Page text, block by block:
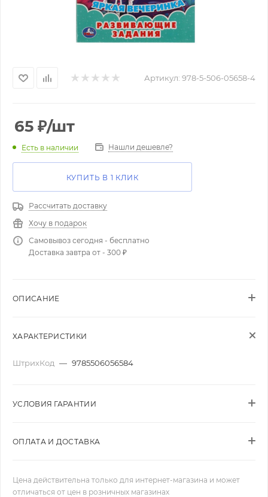
Артикул: 978-5-506-05658-4
65 ₽/шт
Есть в наличии Нашли дешевле?
КУПИТЬ В 1 КЛИК
Рассчитать доставку
Хочу в подарок
Самовывоз сегодня - бесплатно
Доставка завтра от - 300 ₽
ОПИСАНИЕ
ХАРАКТЕРИСТИКИ
ШтрихКод — 9785506056584
УСЛОВИЯ ГАРАНТИИ
ОПЛАТА И ДОСТАВКА
Цена действительна только для интернет-магазина и может
отличаться от цен в розничных магазинах